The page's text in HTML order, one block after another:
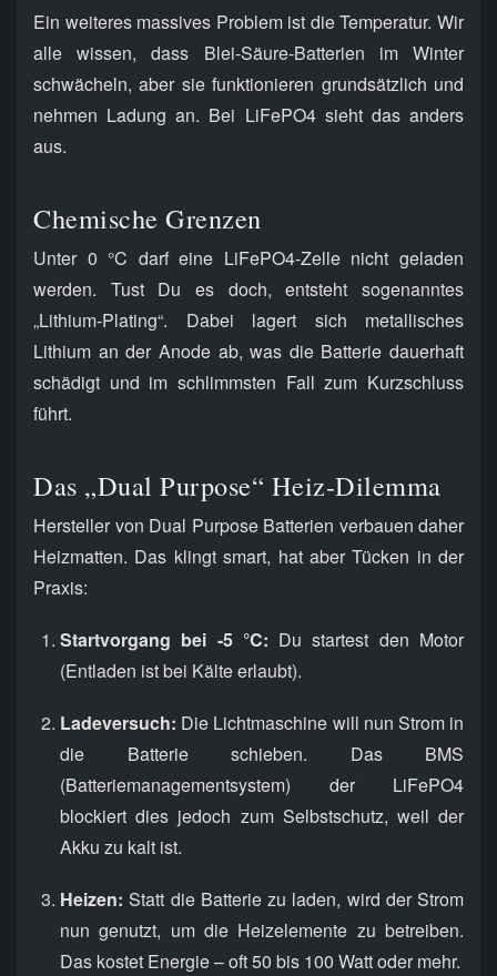
Ein weiteres massives Problem ist die Temperatur. Wir
alle wissen, dass Blei-Säure-Batterien im Winter
schwächeln, aber sie funktionieren grundsätzlich und
nehmen Ladung an. Bei LiFePO4 sieht das anders
aus.
Chemische Grenzen
Unter 0 °C darf eine LiFePO4-Zelle nicht geladen
werden. Tust Du es doch, entsteht sogenanntes
„Lithium-Plating“. Dabei lagert sich metallisches
Lithium an der Anode ab, was die Batterie dauerhaft
schädigt und im schlimmsten Fall zum Kurzschluss
führt.
Das „Dual Purpose“ Heiz-Dilemma
Hersteller von Dual Purpose Batterien verbauen daher
Heizmatten. Das klingt smart, hat aber Tücken in der
Praxis:
Startvorgang bei -5 °C: Du startest den Motor
(Entladen ist bei Kälte erlaubt).
Ladeversuch: Die Lichtmaschine will nun Strom in
die Batterie schieben. Das BMS
(Batteriemanagementsystem) der LiFePO4
blockiert dies jedoch zum Selbstschutz, weil der
Akku zu kalt ist.
Heizen: Statt die Batterie zu laden, wird der Strom
nun genutzt, um die Heizelemente zu betreiben.
Das kostet Energie – oft 50 bis 100 Watt oder mehr.